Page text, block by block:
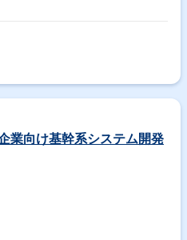
業向け基幹系システム開発